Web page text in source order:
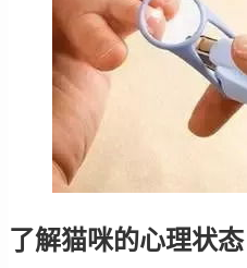
了解猫咪的心理状态